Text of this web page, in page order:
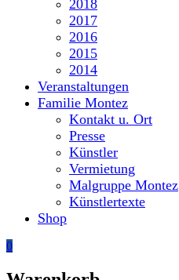
2018
2017
2016
2015
2014
Veranstaltungen
Familie Montez
Kontakt u. Ort
Presse
Künstler
Vermietung
Malgruppe Montez
Künstlertexte
Shop
0